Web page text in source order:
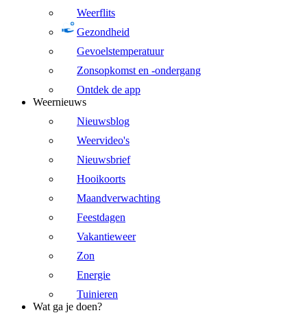
Weerflits
Gezondheid
Gevoelstemperatuur
Zonsopkomst en -ondergang
Ontdek de app
Weernieuws
Nieuwsblog
Weervideo's
Nieuwsbrief
Hooikoorts
Maandverwachting
Feestdagen
Vakantieweer
Zon
Energie
Tuinieren
Wat ga je doen?